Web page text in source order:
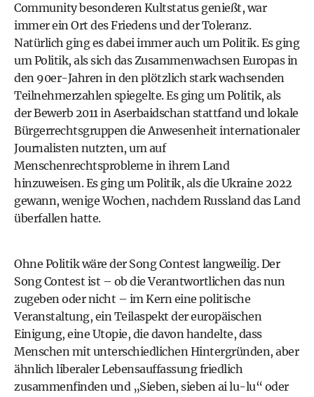
Community besonderen Kultstatus genießt, war
immer ein Ort des Friedens und der Toleranz.
Natürlich ging es dabei immer auch um Politik. Es ging
um Politik, als sich das Zusammenwachsen Europas in
den 90er-Jahren in den plötzlich stark wachsenden
Teilnehmerzahlen spiegelte. Es ging um Politik, als
der Bewerb 2011 in Aserbaidschan stattfand und lokale
Bürgerrechtsgruppen die Anwesenheit internationaler
Journalisten nutzten, um auf
Menschenrechtsprobleme in ihrem Land
hinzuweisen. Es ging um Politik, als die Ukraine 2022
gewann, wenige Wochen, nachdem Russland das Land
überfallen hatte.
Ohne Politik wäre der Song Contest langweilig. Der
Song Contest ist – ob die Verantwortlichen das nun
zugeben oder nicht – im Kern eine politische
Veranstaltung, ein Teilaspekt der europäischen
Einigung, eine Utopie, die davon handelte, dass
Menschen mit unterschiedlichen Hintergründen, aber
ähnlich liberaler Lebensauffassung friedlich
zusammenfinden und „Sieben, sieben ai lu-lu“ oder